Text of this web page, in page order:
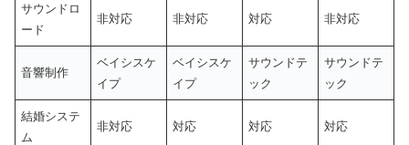
サウンドロ
ード
非対応 非対応 対応 非対応
音響制作
ベイシスケ
イプ
ベイシスケ
イプ
サウンドテ
ック
サウンドテ
ック
結婚システ
ム
非対応 対応 対応 対応